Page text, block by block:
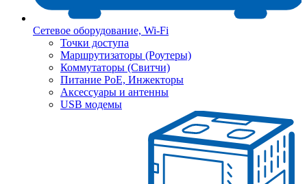
Сетевое оборудование, Wi-Fi
Точки доступа
Маршрутизаторы (Роутеры)
Коммутаторы (Свитчи)
Питание PoE, Инжекторы
Аксессуары и антенны
USB модемы